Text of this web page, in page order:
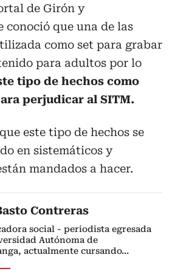
de Girón y
conoció que una de las
como set para grabar
para adultos por lo
tipo de hechos como
perjudicar al SITM.
este tipo de hechos se
en sistemáticos y
mandados a hacer.
Contreras
social - periodista egresada
Autónoma de
actualmente cursando...